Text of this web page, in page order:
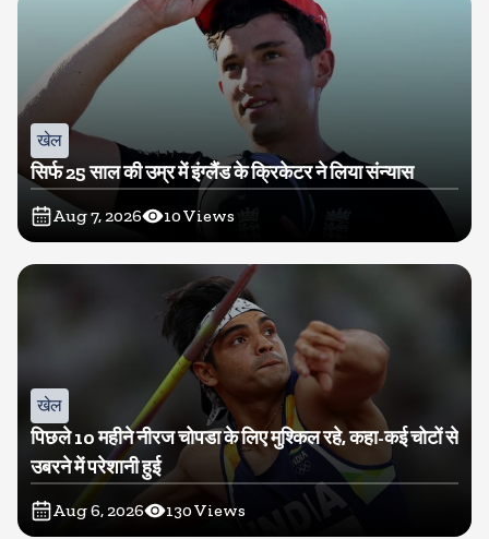
खेल
सिर्फ 25 साल की उम्र में इंग्लैंड के क्रिकेटर ने लिया संन्यास
Aug 7, 2026 10Views
खेल
पिछले 10 महीने नीरज चोपडा के लिए मुश्किल रहे, कहा-कई चोटों से
उबरने में परेशानी हुई
Aug 6, 2026 130Views